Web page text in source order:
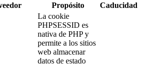
Propósito Caducidad
La cookie
PHPSESSID es
nativa de PHP y
permite a los sitios
web almacenar
datos de estado